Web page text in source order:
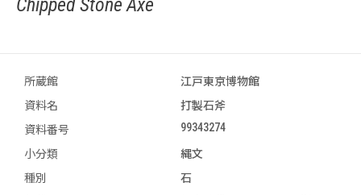
Chipped Stone Axe
所蔵館
江戸東京博物館
資料名
打製石斧
資料番号
99343274
小分類
縄文
種別
石